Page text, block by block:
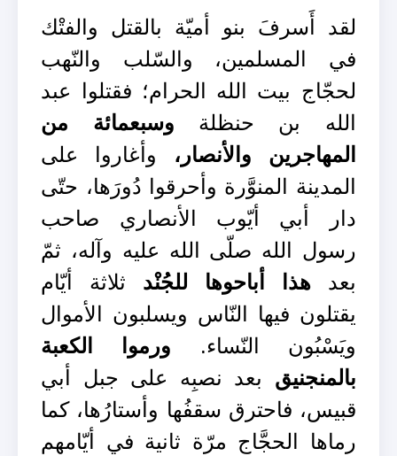
لقد أَسرفَ بنو أميّة بالقتل والفتْك
في المسلمين، والسّلب والنّهب
لحجّاج بيت الله الحرام؛ فقتلوا عبد
الله بن حنظلة وسبعمائة من
المهاجرين والأنصار، وأغاروا على
المدينة المنوَّرة وأحرقوا دُورَها، حتّى
دار أبي أيّوب الأنصاري صاحب
رسول الله صلّى الله عليه وآله، ثمّ
بعدهذا أباحوها للجُنْد ثلاثة أيّام
يقتلون فيها النّاس ويسلبون الأموال
ويَسْبُون النّساء. ورموا الكعبة
بالمنجنيق بعد نصبِه على جبل أبي
قبيس، فاحترق سقفُها وأستارُها، كما
رماها الحجَّاج مرّة ثانية في أيّامهم